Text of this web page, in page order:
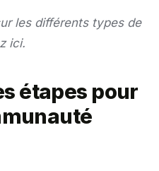
les différents types de
ici.
étapes pour